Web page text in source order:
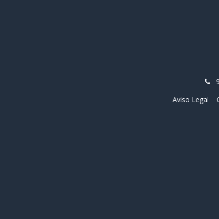
Aviso Legal